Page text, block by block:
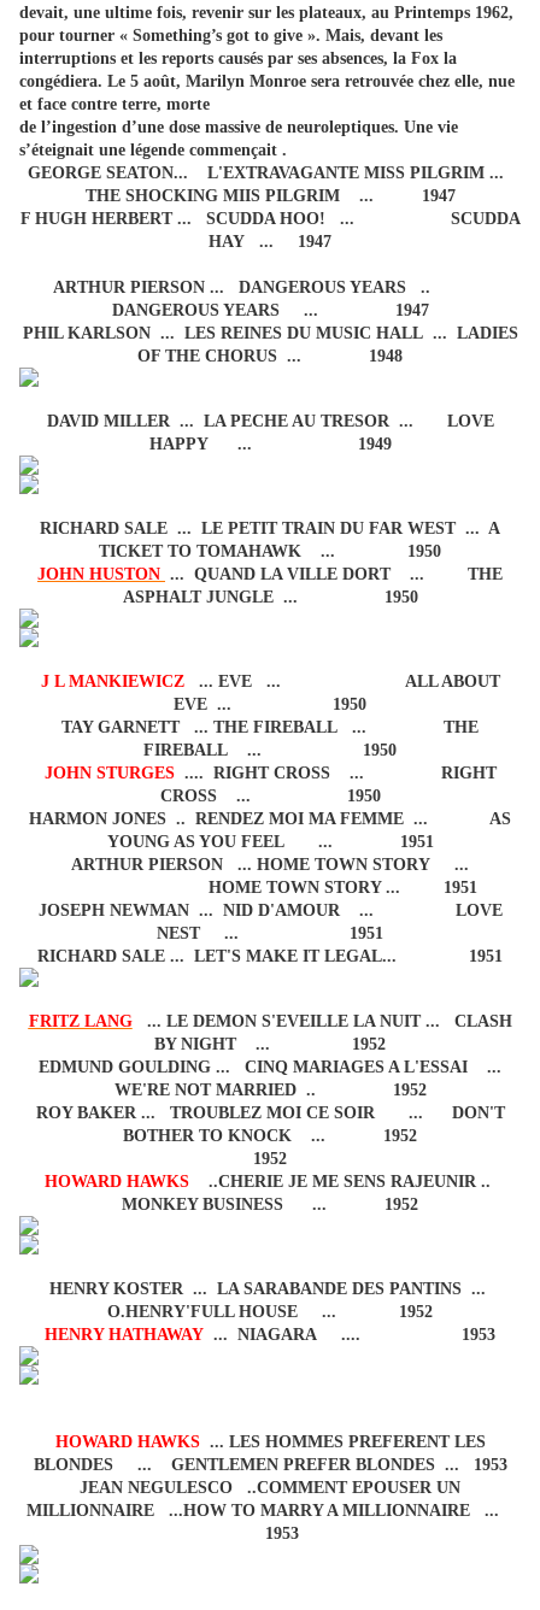
devait, une ultime fois, revenir sur les plateaux, au Printemps 1962,
pour tourner « Something’s got to give ». Mais, devant les
interruptions et les reports causés par ses absences, la Fox la
congédiera. Le 5 août, Marilyn Monroe sera retrouvée chez elle, nue
et face contre terre, morte
de l’ingestion d’une dose massive de neuroleptiques. Une vie
s’éteignait une légende commençait .
GEORGE SEATON... L'EXTRAVAGANTE MISS PILGRIM ...
THE SHOCKING MIIS PILGRIM ... 1947
F HUGH HERBERT ... SCUDDA HOO! ... SCUDDA
HAY ... 1947
ARTHUR PIERSON ... DANGEROUS YEARS ..
DANGEROUS YEARS ... 1947
PHIL KARLSON ... LES REINES DU MUSIC HALL ... LADIES
OF THE CHORUS ... 1948
DAVID MILLER ... LA PECHE AU TRESOR ... LOVE
HAPPY ... 1949
RICHARD SALE ... LE PETIT TRAIN DU FAR WEST ... A
TICKET TO TOMAHAWK ... 1950
JOHN HUSTON ... QUAND LA VILLE DORT ... THE
ASPHALT JUNGLE ... 1950
J L MANKIEWICZ
... EVE ... ALL ABOUT
EVE ... 1950
TAY GARNETT ... THE FIREBALL ... THE
FIREBALL ... 1950
JOHN STURGES.... RIGHT CROSS ... RIGHT
CROSS ... 1950
HARMON JONES .. RENDEZ MOI MA FEMME ... AS
YOUNG AS YOU FEEL ... 1951
ARTHUR PIERSON ... HOME TOWN STORY ...
HOME TOWN STORY ... 1951
JOSEPH NEWMAN ... NID D'AMOUR ... LOVE
NEST ... 1951
RICHARD SALE ... LET'S MAKE IT LEGAL... 1951
FRITZ LANG... LE DEMON S'EVEILLE LA NUIT ... CLASH
BY NIGHT ... 1952
EDMUND GOULDING ... CINQ MARIAGES A L'ESSAI ...
WE'RE NOT MARRIED .. 1952
ROY BAKER ... TROUBLEZ MOI CE SOIR ... DON'T
BOTHER TO KNOCK ... 1952
1952
HOWARD HAWKS
..CHERIE JE ME SENS RAJEUNIR ..
MONKEY BUSINESS ... 1952
HENRY KOSTER ... LA SARABANDE DES PANTINS ...
O.HENRY'FULL HOUSE ... 1952
HENRY HATHAWAY ... NIAGARA .... 1953
HOWARD HAWKS ... LES HOMMES PREFERENT LES
BLONDES ... GENTLEMEN PREFER BLONDES ... 1953
JEAN NEGULESCO ..COMMENT EPOUSER UN
MILLIONNAIRE ...HOW TO MARRY A MILLIONNAIRE ...
1953